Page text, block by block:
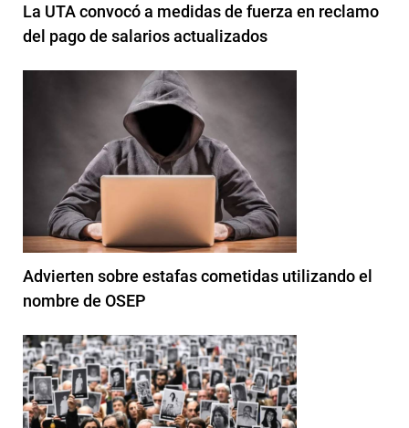
La UTA convocó a medidas de fuerza en reclamo
del pago de salarios actualizados
Advierten sobre estafas cometidas utilizando el
nombre de OSEP